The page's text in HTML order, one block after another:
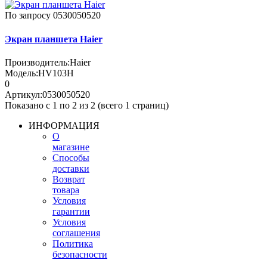
По запросу 0530050520
Экран планшета Haier
Производитель:Haier
Модель:HV103H
0
Артикул:0530050520
Показано с 1 по 2 из 2 (всего 1 страниц)
ИНФОРМАЦИЯ
О
магазине
Способы
доставки
Возврат
товара
Условия
гарантии
Условия
соглашения
Политика
безопасности